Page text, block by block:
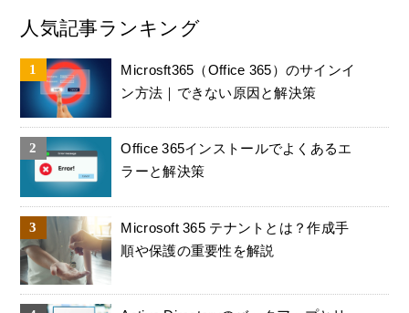
人気記事ランキング
Microsft365（Office 365）のサインイ
ン方法｜できない原因と解決策
Office 365インストールでよくあるエ
ラーと解決策
Microsoft 365 テナントとは？作成手
順や保護の重要性を解説